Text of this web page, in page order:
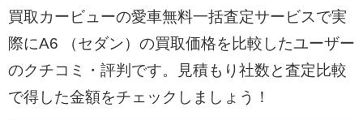
買取カービューの愛車無料一括査定サービスで実
際にA6 （セダン）の買取価格を比較したユーザー
のクチコミ・評判です。見積もり社数と査定比較
で得した金額をチェックしましょう！